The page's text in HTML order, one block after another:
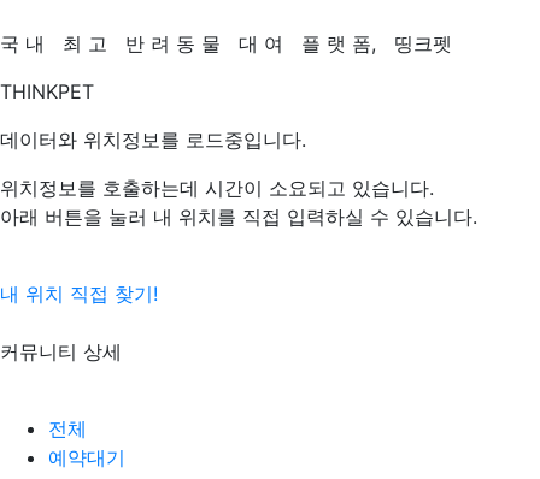
국 내 최 고 반 려 동 물 대 여 플 랫 폼,
띵크펫
THINKPET
데이터와 위치정보를 로드중입니다.
위치정보를 호출하는데 시간이 소요되고 있습니다.
아래 버튼을 눌러 내 위치를 직접 입력하실 수 있습니다.
내 위치 직접 찾기!
커뮤니티 상세
전체
예약대기